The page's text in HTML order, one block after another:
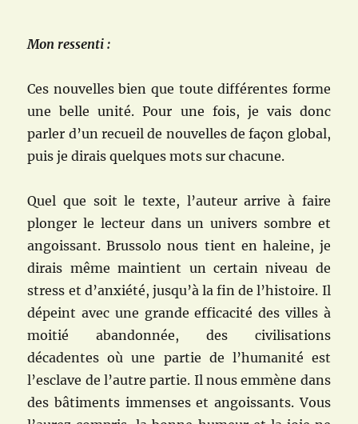
Mon ressenti :
Ces nouvelles bien que toute différentes forme
une belle unité. Pour une fois, je vais donc
parler d’un recueil de nouvelles de façon global,
puis je dirais quelques mots sur chacune.
Quel que soit le texte, l’auteur arrive à faire
plonger le lecteur dans un univers sombre et
angoissant. Brussolo nous tient en haleine, je
dirais même maintient un certain niveau de
stress et d’anxiété, jusqu’à la fin de l’histoire. Il
dépeint avec une grande efficacité des villes à
moitié abandonnée, des civilisations
décadentes où une partie de l’humanité est
l’esclave de l’autre partie. Il nous emmène dans
des bâtiments immenses et angoissants. Vous